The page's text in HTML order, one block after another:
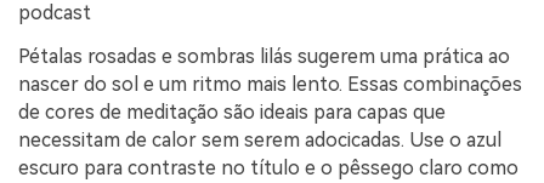
podcast
Pétalas rosadas e sombras lilás sugerem uma prática ao
nascer do sol e um ritmo mais lento. Essas combinações
de cores de meditação são ideais para capas que
necessitam de calor sem serem adocicadas. Use o azul
escuro para contraste no título e o pêssego claro como